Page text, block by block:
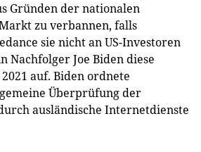
Gründen der nationalen
zu verbannen, falls
sie nicht an US-Investoren
Nachfolger Joe Biden diese
auf. Biden ordnete
Überprüfung der
ausländische Internetdienste